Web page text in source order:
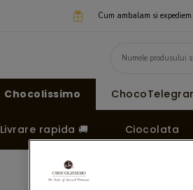
Cum ambalam si expediem
Chocolissimo
Livrare rapida 🚚 Ciocolata